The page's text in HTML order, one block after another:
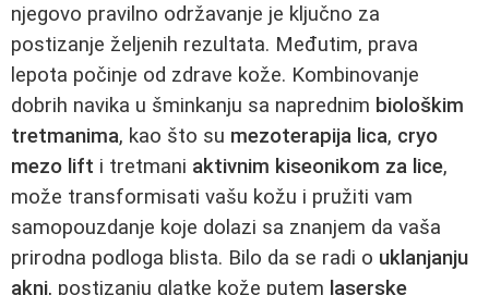
njegovo pravilno održavanje je ključno za
postizanje željenih rezultata. Međutim, prava
lepota počinje od zdrave kože. Kombinovanje
dobrih navika u šminkanju sa naprednim biološkim
tretmanima, kao što su mezoterapija lica, cryo
mezo lift i tretmani aktivnim kiseonikom za lice,
može transformisati vašu kožu i pružiti vam
samopouzdanje koje dolazi sa znanjem da vaša
prirodna podloga blista. Bilo da se radi o uklanjanju
akni, postizanju glatke kože putem laserske